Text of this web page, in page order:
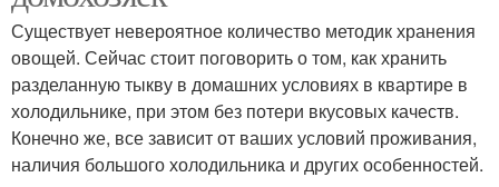
Существует невероятное количество методик хранения
овощей. Сейчас стоит поговорить о том, как хранить
разделанную тыкву в домашних условиях в квартире в
холодильнике, при этом без потери вкусовых качеств.
Конечно же, все зависит от ваших условий проживания,
наличия большого холодильника и других особенностей.